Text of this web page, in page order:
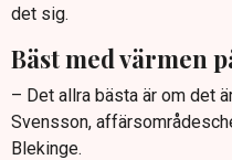
det sig.
Bäst med värmen
– Det allra bästa är om det
Svensson,
Blekinge.